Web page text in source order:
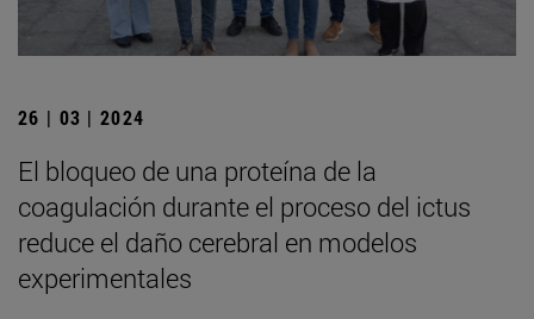
26 | 03 | 2024
El bloqueo de una proteína de la
coagulación durante el proceso del ictus
reduce el daño cerebral en modelos
experimentales